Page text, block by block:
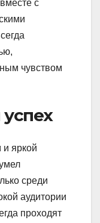
с
чувством
яркой
среди
аудитории
проходят